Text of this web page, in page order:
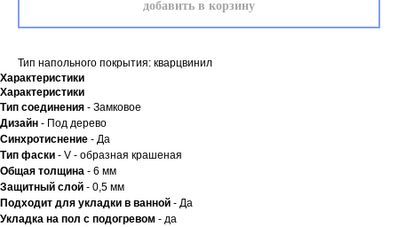
добавить в корзину
Тип напольного покрытия: кварцвинил
Характеристики
Характеристики
Тип соединения - Замковое
Дизайн - Под дерево
Синхротиснение - Да
Тип фаски - V - образная крашеная
Общая толщина - 6 мм
Защитный слой - 0,5 мм
Подходит для укладки в ванной - Да
Укладка на пол c подогревом - да